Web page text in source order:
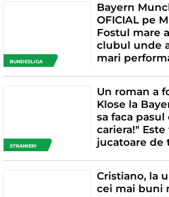
BUNDESLIGA
Bayern
OFICIAL pe
Fostul mare
clubul unde
mari
STRANIERI
Un roman a
Klose la
sa faca
cariera!"
jucatoare de
Cristiano, la
cei mai buni